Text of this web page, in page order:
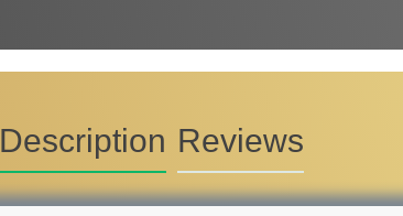
Description Reviews